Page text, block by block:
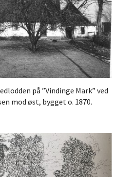
på ”Vindinge Mark” ved
mod øst, bygget o. 1870.